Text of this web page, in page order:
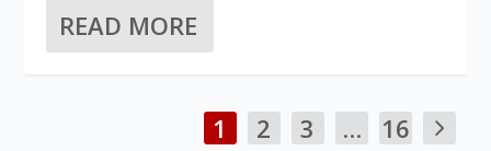
READ MORE
1 2 3 ... 16